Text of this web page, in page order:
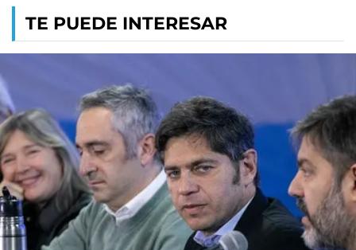
TE PUEDE INTERESAR